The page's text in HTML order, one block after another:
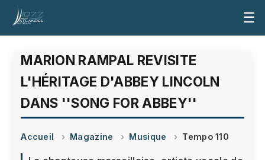
☰
MARION RAMPAL REVISITE
L'HÉRITAGE D'ABBEY LINCOLN
DANS ''SONG FOR ABBEY''
Accueil Magazine Musique Tempo 110